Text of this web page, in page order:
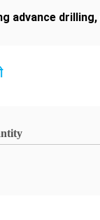
advance drilling,